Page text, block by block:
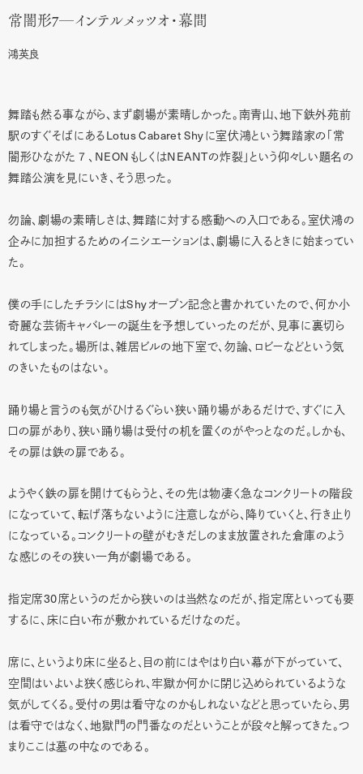
常闇形7─インテルメッツオ・幕間
鴻英良
舞踏も然る事ながら、まず劇場が素晴しかった。南青山、地下鉄外苑前
駅のすぐそばにあるLotus Cabaret Shyに室伏鴻という舞踏家の「常
闇形ひながた ７ 、 NEON もしくはNEANTの炸裂」という仰々しい題名の
舞踏公演を見にいき、そう思った。
勿論、劇場の素晴しさは、舞踏に対する感動への入口である。室伏鴻の
企みに加担するためのイニシエーションは、劇場に入るときに始まってい
た。
僕の手にしたチラシにはShyオープン記念と書かれていたので、何か小
奇麗な芸術キャバレーの誕生を予想していったのだが、見事に裏切ら
れてしまった。場所は、雑居ビルの地下室で、勿論、ロビーなどという気
のきいたものはない。
踊り場と言うのも気がひけるぐらい狭い踊り場があるだけで、すぐに入
口の扉があり、狭い踊り場は受付の机を置くのがやっとなのだ。しかも、
その扉は鉄の扉である。
ようやく鉄の扉を開けてもらうと、その先は物凄く急なコンクリートの階段
になっていて、転げ落ちないように注意しながら、降りていくと、行き止り
になっている。コンクリートの壁がむきだしのまま放置された倉庫のよう
な感じのその狭い一角が劇場である。
指定席30席というのだから狭いのは当然なのだが、指定席といっても要
するに、床に白い布が敷かれているだけなのだ。
席に、というより床に坐ると、目の前にはやはり白い幕が下がっていて、
空間はいよいよ狭く感じられ、牢獄か何かに閉じ込められているような
気がしてくる。受付の男は看守なのかもしれないなどと思っていたら、男
は看守ではなく、地獄門の門番なのだということが段々と解ってきた。つ
まりここは墓の中なのである。